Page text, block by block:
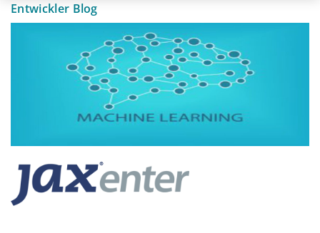
Entwickler Blog